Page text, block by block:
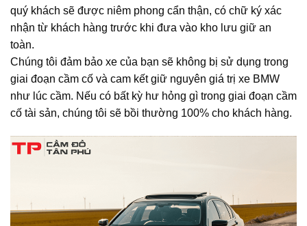
quý khách sẽ được niêm phong cẩn thận, có chữ ký xác
nhận từ khách hàng trước khi đưa vào kho lưu giữ an
toàn.
Chúng tôi đảm bảo xe của bạn sẽ không bị sử dụng trong
giai đoạn cầm cố và cam kết giữ nguyên giá trị xe BMW
như lúc cầm. Nếu có bất kỳ hư hỏng gì trong giai đoạn cầm
cố tài sản, chúng tôi sẽ bồi thường 100% cho khách hàng.